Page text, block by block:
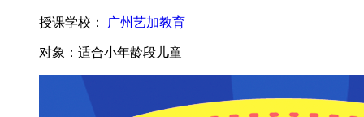
授课学校： 广州艺加教育
对象： 适合小年龄段儿童